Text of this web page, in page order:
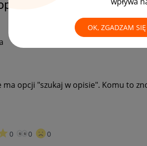
OK, ZGADZAM SIĘ
Szukaj w opisie?
opcji "szukaj w opisie". Komu to
0 0 0